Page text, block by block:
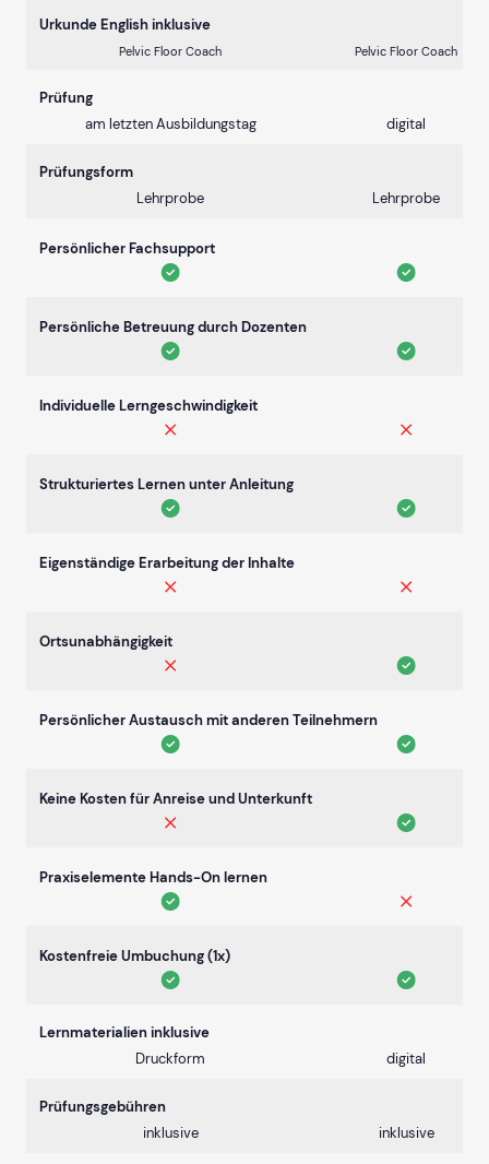
Urkunde English inklusive
Pelvic Floor Coach Pelvic Floor Coach
Prüfung
am letzten Ausbildungstag
digital
Prüfungsform
Lehrprobe
Lehrprobe
Persönlicher Fachsupport
Persönliche Betreuung durch Dozenten
Individuelle Lerngeschwindigkeit
Strukturiertes Lernen unter Anleitung
Eigenständige Erarbeitung der Inhalte
Ortsunabhängigkeit
Persönlicher Austausch mit anderen Teilnehmern
Keine Kosten für Anreise und Unterkunft
Praxiselemente Hands-On lernen
Kostenfreie Umbuchung (1x)
Lernmaterialien inklusive
Druckform
digital
Prüfungsgebühren
inklusive
inklusive